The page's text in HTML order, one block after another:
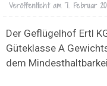
Veröffentlicht am 7. Februar
Der Geflügelhof Ertl
Güteklasse A
dem